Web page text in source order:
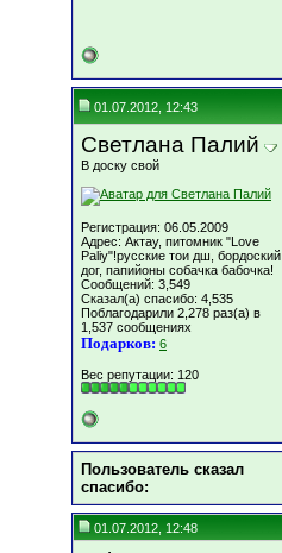
01.07.2012, 12:43
Светлана Палий
В доску свой
Регистрация: 06.05.2009
Адрес: Актау, питомник "Love
Paliy"!русские тои дш, бордоский
дог, папийоны собачка бабочка!
Сообщений: 3,549
Сказал(а) спасибо: 4,535
Поблагодарили 2,278 раз(а) в
1,537 сообщениях
Подарков: 6
Вес репутации: 120
Пользователь сказал
cпасибо:
01.07.2012, 12:48